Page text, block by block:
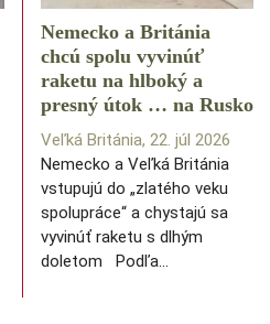
Nemecko a Británia
chcú spolu vyvinúť
raketu na hlboký a
presný útok … na Rusko
Veľká Británia, 22. júl 2026
Nemecko a Veľká Británia
vstupujú do „zlatého veku
spolupráce“ a chystajú sa
vyvinúť raketu s dlhým
doletom Podľa…